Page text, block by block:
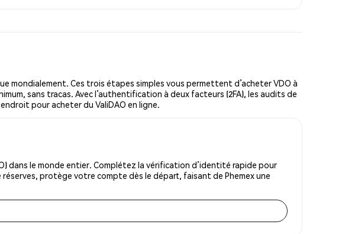
mondialement. Ces trois étapes simples vous permettent d’acheter VDO à
sans tracas. Avec l’authentification à deux facteurs (2FA), les audits de
pour acheter du ValiDAO en ligne.
dans le monde entier. Complétez la vérification d’identité rapide pour
protège votre compte dès le départ, faisant de Phemex une